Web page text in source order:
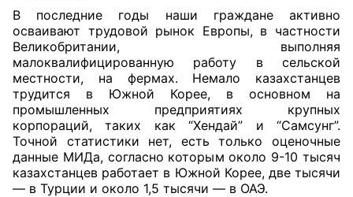
В последние годы наши граждане активно
осваивают трудовой рынок Европы, в частности
Великобритании, выполняя
малоквалифицированную работу в сельской
местности, на фермах. Немало казахстанцев
трудится в Южной Корее, в основном на
промышленных предприятиях крупных
корпораций, таких как “Хендай” и “Самсунг”.
Точной статистики нет, есть только оценочные
данные МИДа, согласно которым около 9-10 тысяч
казахстанцев работает в Южной Корее, две тысячи
— в Турции и около 1,5 тысячи — в ОАЭ.